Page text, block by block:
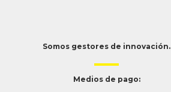
Somos gestores de innovación.
Medios de pago: